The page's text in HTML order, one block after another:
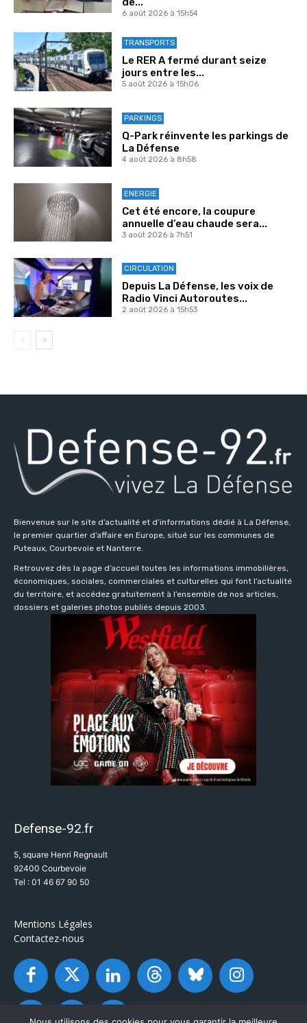
6 août 2026 à 15h54
TRANSPORTS
Le RER A fermé durant seize
jours entre les...
5 août 2026 à 15h06
PARKINGS
Q-Park réinvente les parkings de
La Défense
4 août 2026 à 8h58
ENERGIE
Cet été encore, la coupure
annuelle d’eau chaude sera...
3 août 2026 à 7h51
CIRCULATION
Depuis La Défense, les voix de
Radio Vinci Autoroutes...
2 août 2026 à 15h53
Bienvenue sur le site d’actualité et d’informations dédié à La Défense,
le premier quartier d’affaire en Europe, situé sur les communes de
Puteaux, Courbevoie et Nanterre.
Retrouvez dès la page d’accueil toutes les informations immobilières,
économiques, sociales, commerciales et culturelles qui font l’actualité
du territoire, et accédez gratuitement à l’ensemble de nos articles,
dossiers et galeries photos publiés depuis 2003.
Defense-92.fr
5, square Henri Regnault
92400 Courbevoie
Tel : 01 46 67 90 50
Mentions Légales
Contactez-nous